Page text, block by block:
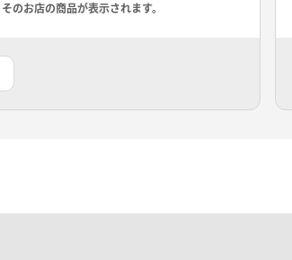
のお店の商品が表示されます。